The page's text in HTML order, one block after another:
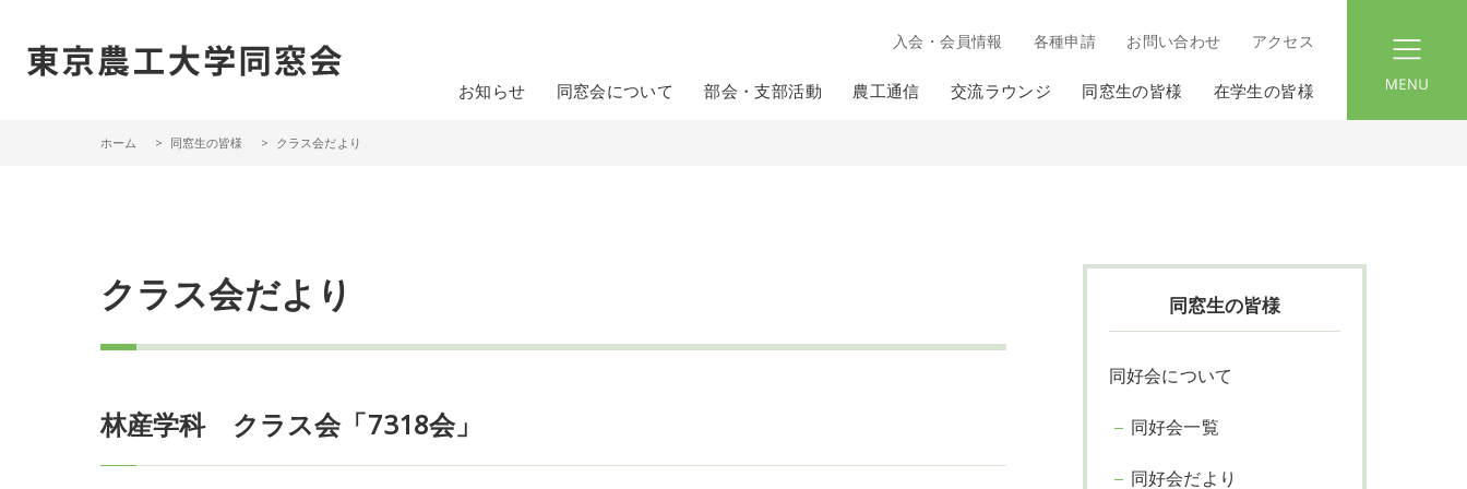
入会・会員情報 各種申請 お問い合わせ アクセス
お知らせ 同窓会について 部会・支部活動 農工通信 交流ラウンジ 同窓生の皆様 在学生の皆様
ホーム 同窓生の皆様 クラス会だより
同窓生の皆様
同好会について
同好会一覧
同好会だより
クラス会だより
林産学科 クラス会「7318会」
menu